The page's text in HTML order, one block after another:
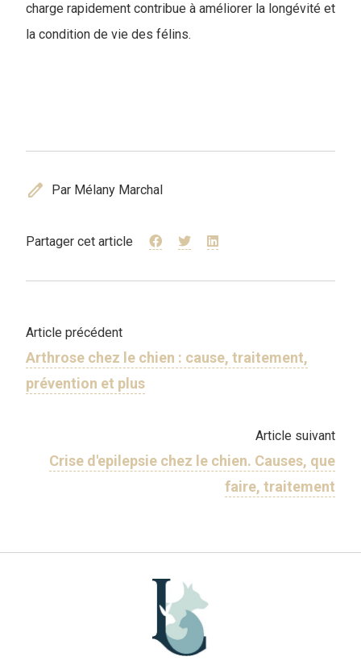
charge rapidement contribue à améliorer la longévité et
la condition de vie des félins.
edit Par Mélany Marchal
Partager cet article
Article précédent
Arthrose chez le chien : cause, traitement,
prévention et plus
Article suivant
Crise d'epilepsie chez le chien. Causes, que
faire, traitement